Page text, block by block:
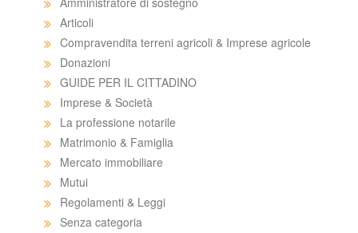
Articoli
Compravendita terreni agricoli & Imprese agricole
Donazioni
GUIDE PER IL CITTADINO
Imprese & Società
La professione notarile
Matrimonio & Famiglia
Mercato immobiliare
Mutui
Regolamenti & Leggi
Senza categoria